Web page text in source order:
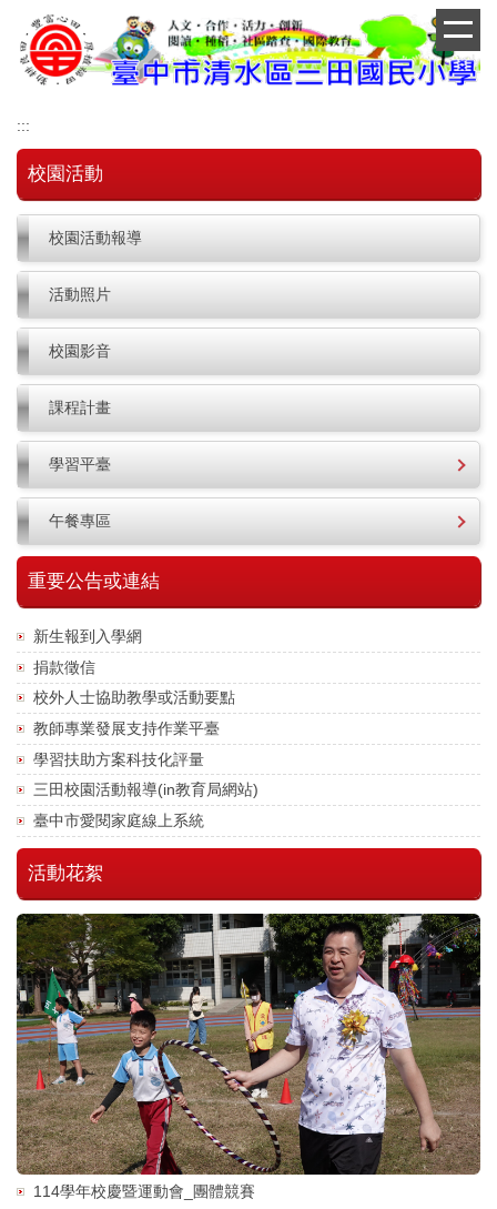
到
主
容
區
:::
校園活動
校園活動報導
活動照片
校園影音
課程計畫
學習平臺
午餐專區
重要公告或連結
新生報到入學網
捐款徵信
校外人士協助教學或活動要點
教師專業發展支持作業平臺
學習扶助方案科技化評量
三田校園活動報導(in教育局網站)
臺中市愛閱家庭線上系統
活動花絮
114學年校慶暨運動會_團體競賽